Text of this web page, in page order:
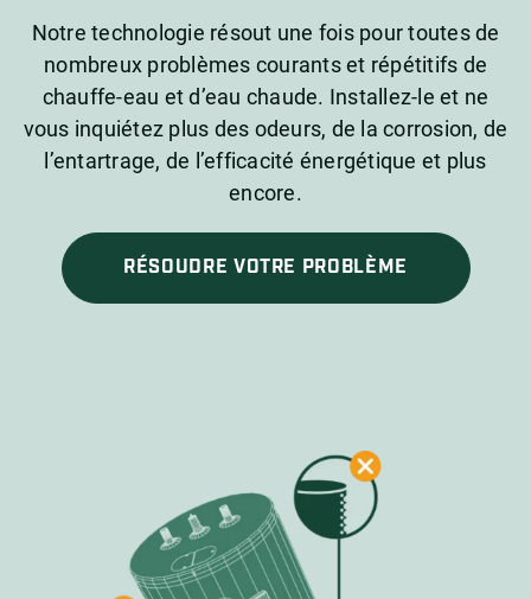
Notre technologie résout une fois pour toutes de
nombreux problèmes courants et répétitifs de
chauffe-eau et d’eau chaude. Installez-le et ne
vous inquiétez plus des odeurs, de la corrosion, de
l’entartrage, de l’efficacité énergétique et plus
encore.
RÉSOUDRE VOTRE PROBLÈME